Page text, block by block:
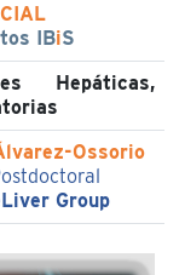
IBiS
Hepáticas,
Ossorio
Group